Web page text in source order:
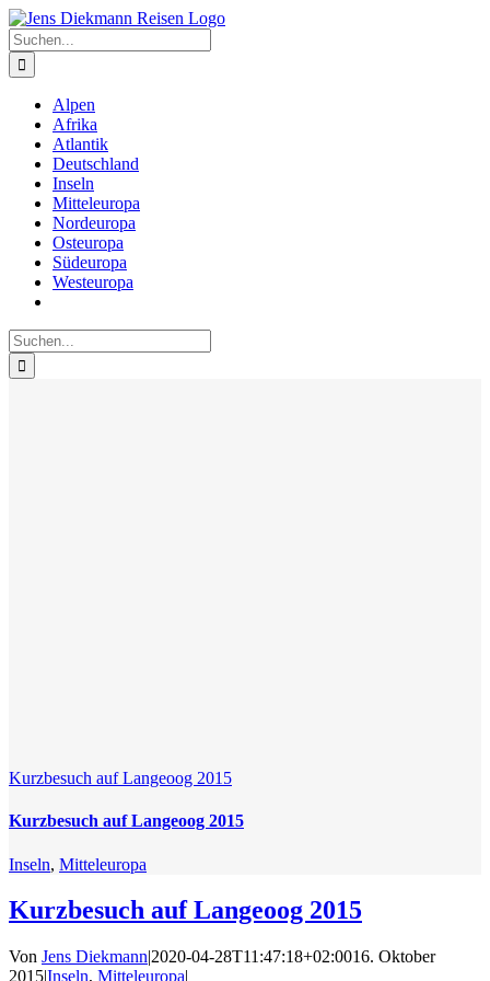
Zum
Inhalt
springen
Suche
nach:
Alpen
Afrika
Atlantik
Deutschland
Inseln
Mitteleuropa
Nordeuropa
Osteuropa
Südeuropa
Westeuropa
Suche
nach:
Kurzbesuch auf Langeoog 2015
Kurzbesuch auf Langeoog 2015
Inseln, Mitteleuropa
Kurzbesuch auf Langeoog 2015
Von Jens Diekmann|2020-04-28T11:47:18+02:0016. Oktober
2015|Inseln, Mitteleuropa|